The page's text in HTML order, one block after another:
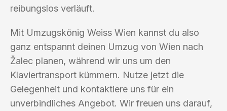
reibungslos verläuft.
Mit Umzugskönig Weiss Wien kannst du also
ganz entspannt deinen Umzug von Wien nach
Žalec planen, während wir uns um den
Klaviertransport kümmern. Nutze jetzt die
Gelegenheit und kontaktiere uns für ein
unverbindliches Angebot. Wir freuen uns darauf,